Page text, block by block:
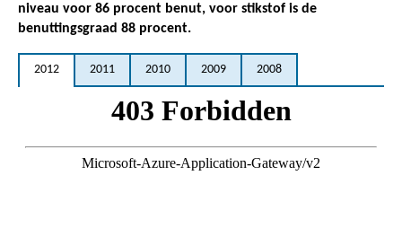
niveau voor 86 procent benut, voor stikstof is de
benuttingsgraad 88 procent.
2012 2011 2010 2009 2008